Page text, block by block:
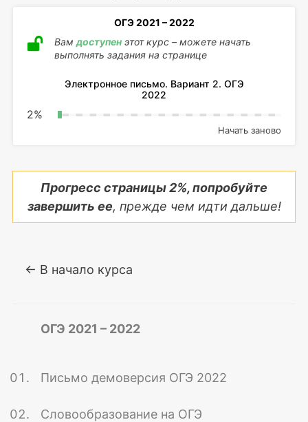
ОГЭ 2021 – 2022
Вам доступенэтот курс – можете начать
выполнять задания на странице
Электронное письмо. Вариант 2. ОГЭ
2022
2%
Начать заново
Прогресс страницы2%, попробуйте
завершить ее, прежде чем идти дальше!
← В начало курса
ОГЭ 2021 – 2022
Письмо демоверсия ОГЭ 2022
Словообразование на ОГЭ